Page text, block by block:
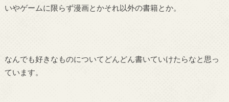
いやゲームに限らず漫画とかそれ以外の書籍とか。
なんでも好きなものについてどんどん書いていけたらなと思っ
ています。